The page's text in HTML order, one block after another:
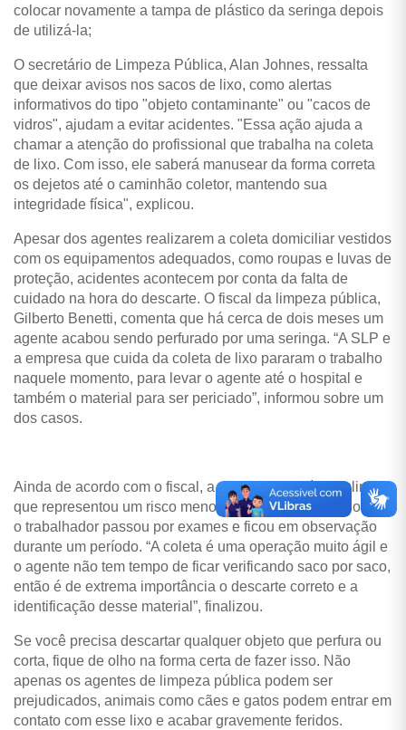
colocar novamente a tampa de plástico da seringa depois
de utilizá-la;
O secretário de Limpeza Pública, Alan Johnes, ressalta
que deixar avisos nos sacos de lixo, como alertas
informativos do tipo "objeto contaminante" ou "cacos de
vidros", ajudam a evitar acidentes. "Essa ação ajuda a
chamar a atenção do profissional que trabalha na coleta
de lixo. Com isso, ele saberá manusear da forma correta
os dejetos até o caminhão coletor, mantendo sua
integridade física", explicou.
Apesar dos agentes realizarem a coleta domiciliar vestidos
com os equipamentos adequados, como roupas e luvas de
proteção, acidentes acontecem por conta da falta de
cuidado na hora do descarte. O fiscal da limpeza pública,
Gilberto Benetti, comenta que há cerca de dois meses um
agente acabou sendo perfurado por uma seringa. “A SLP e
a empresa que cuida da coleta de lixo pararam o trabalho
naquele momento, para levar o agente até o hospital e
também o material para ser periciado”, informou sobre um
dos casos.
Ainda de acordo com o fiscal, a seringa possuía insulina, o
que representou um risco menor de contaminação. Porém,
o trabalhador passou por exames e ficou em observação
durante um período. “A coleta é uma operação muito ágil e
o agente não tem tempo de ficar verificando saco por saco,
então é de extrema importância o descarte correto e a
identificação desse material”, finalizou.
Se você precisa descartar qualquer objeto que perfura ou
corta, fique de olho na forma certa de fazer isso. Não
apenas os agentes de limpeza pública podem ser
prejudicados, animais como cães e gatos podem entrar em
contato com esse lixo e acabar gravemente feridos.